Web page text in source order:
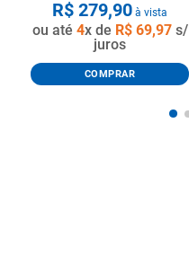
R$ 279,90 à vista
ou até 4x de R$ 69,97s/
juros
COMPRAR